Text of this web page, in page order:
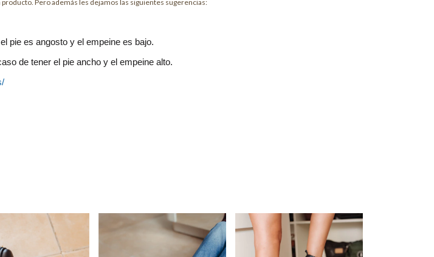
Pero además les dejamos las siguientes sugerencias:
pie es angosto y el empeine es bajo.
de tener el pie ancho y el empeine alto.